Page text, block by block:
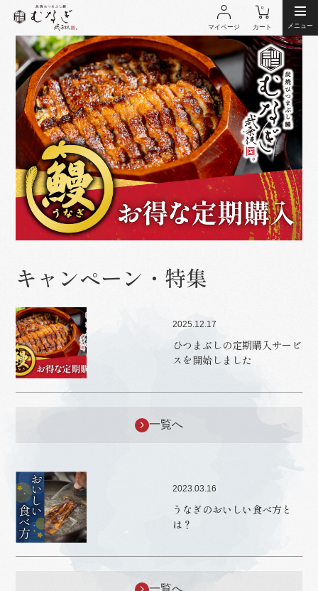
マイページ
0
カート メニュー
キャンペーン・特集
2025.12.17
ひつまぶしの定期購入サービ
スを開始しました
一覧へ
2023.03.16
うなぎのおいしい食べ方と
は？
一覧へ